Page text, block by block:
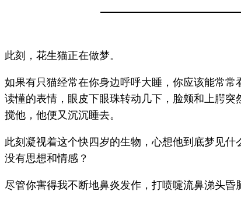
此刻，花生猫正在做梦。
如果有只猫经常在你身边呼呼大睡，你应该能常
读懂的表情，眼皮下眼珠转动几下，脸颊和上腭
搅他，他便又沉沉睡去。
此刻凝视着这个快四岁的生物，心想他到底梦见
没有思想和情感？
尽管你害得我不断地鼻炎发作，打喷嚏流鼻涕头